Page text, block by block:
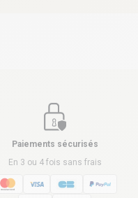
Paiements sécurisés
En 3 ou 4 fois sans frais